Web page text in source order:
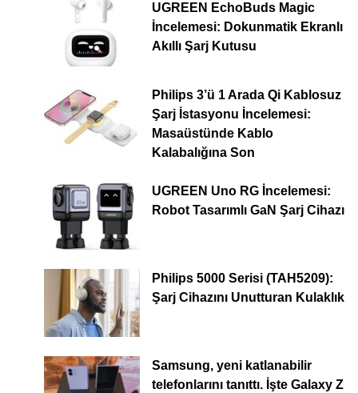
UGREEN EchoBuds Magic
İncelemesi: Dokunmatik Ekranlı
Akıllı Şarj Kutusu
Philips 3’ü 1 Arada Qi Kablosuz
Şarj İstasyonu İncelemesi:
Masaüstünde Kablo
Kalabalığına Son
UGREEN Uno RG İncelemesi:
Robot Tasarımlı GaN Şarj Cihazı
Philips 5000 Serisi (TAH5209):
Şarj Cihazını Unutturan Kulaklık
Samsung, yeni katlanabilir
telefonlarını tanıttı. İşte Galaxy Z